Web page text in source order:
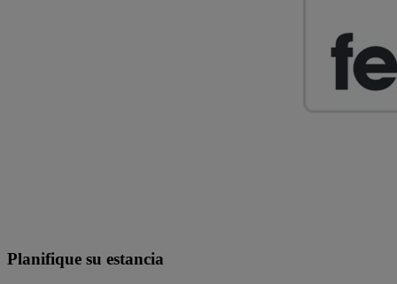
Planifique su estancia